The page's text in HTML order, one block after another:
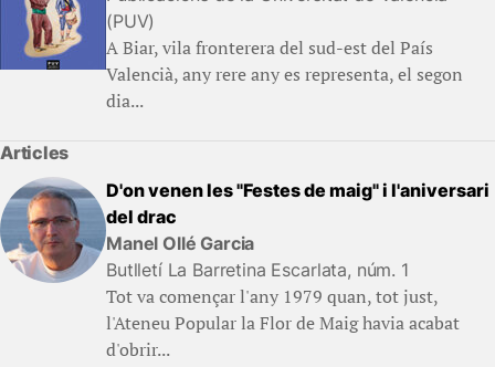
(PUV)
A Biar, vila fronterera del sud-est del País
Valencià, any rere any es representa, el segon
dia...
Articles
D'on venen les "Festes de maig" i l'aniversari
del drac
Manel Ollé Garcia
Butlletí La Barretina Escarlata, núm. 1
Tot va començar l'any 1979 quan, tot just,
l'Ateneu Popular la Flor de Maig havia acabat
d'obrir...